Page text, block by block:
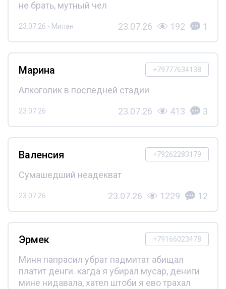
не брать, мутный чел
23.07.26 - Милан 23.07.26 192 1
+79777634138
Марина
Алкоголик в последней стадии
23.07.26 23.07.26 413 3
+79262283179
Валенсия
Сумашедший неадекват
23.07.26 23.07.26 1229 12
+79166023478
Эрмек
Миня папрасил убрат падмитат абищал
платит денги. кагда я убирал мусар, дениги
мине нидавала, хател штоби я ево трахал